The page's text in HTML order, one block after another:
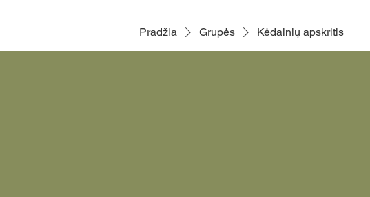
Pradžia Grupės Kėdainių apskritis